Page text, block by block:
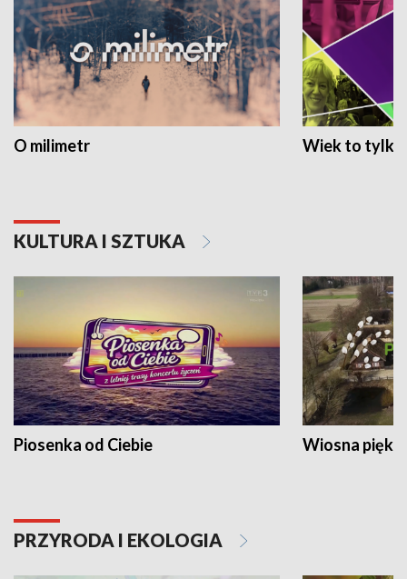
O milimetr Wiek to tylko
KULTURA I SZTUKA
Piosenka od Ciebie Wiosna
PRZYRODA I EKOLOGIA